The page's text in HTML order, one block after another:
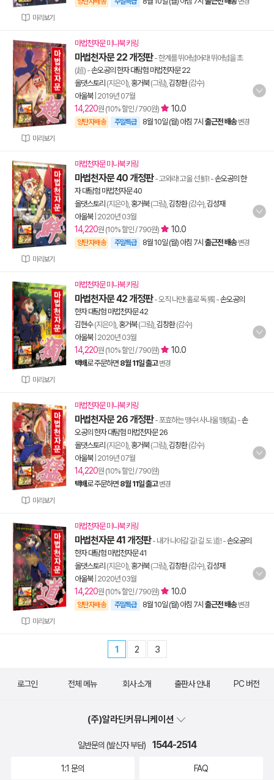
미리보기
미리보기
마법천자문 미니북 키링
마법천자문 22 개정판- 한계를 뛰어넘어라! 뛰어넘을 초
(超) -손오공의 한자 대탐험 마법천자문 22
올댓스토리 (지은이), 홍거북(그림), 김창환(감수)
아울북| 2019년 07월
14,220원 (10% 할인 / 790원) 10.0
양탄자배송 주말특급 8월 10일 (월) 아침 7시 출근전 배송 변경
미리보기
마법천자문 미니북 키링
마법천자문 40 개정판- 고와라! 고울 선 鮮!-손오공의 한
자 대탐험 마법천자문 40
올댓스토리 (지은이), 홍거북(그림), 김창환(감수), 김성재
아울북| 2020년 03월
14,220원 (10% 할인 / 790원) 10.0
양탄자배송 주말특급 8월 10일 (월) 아침 7시 출근전 배송 변경
미리보기
마법천자문 미니북 키링
마법천자문 42 개정판- 오직 나만! 홀로 독 獨 -손오공의
한자 대탐험 마법천자문 42
김현수(지은이), 홍거북(그림), 김창환(감수)
아울북| 2020년 03월
14,220원 (10% 할인 / 790원) 10.0
택배로 주문하면 8월 11일 출고 변경
미리보기
마법천자문 미니북 키링
마법천자문 26 개정판- 포효하는 맹수! 사나울 맹(猛) -손
오공의 한자 대탐험 마법천자문 26
올댓스토리 (지은이), 홍거북(그림), 김창환(감수)
아울북| 2019년 07월
14,220원 (10% 할인 / 790원)
택배로 주문하면 8월 11일 출고 변경
미리보기
마법천자문 미니북 키링
마법천자문 41 개정판- 내가 나아갈 길! 길 도 道!-손오공의
한자 대탐험 마법천자문 41
올댓스토리 (지은이), 홍거북(그림), 김창환(감수), 김성재
아울북| 2020년 03월
14,220원 (10% 할인 / 790원) 10.0
양탄자배송 주말특급 8월 10일 (월) 아침 7시 출근전 배송 변경
1 2 3
로그인 전체 메뉴 회사 소개 출판사 안내 PC 버전
(주)알라딘커뮤니케이션
일반문의 (발신자 부담) 1544-2514
1:1 문의 FAQ